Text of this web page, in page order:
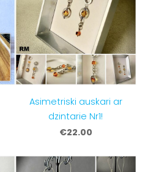
Asimetriski auskari ar
dzintarie Nr1!
€22.00